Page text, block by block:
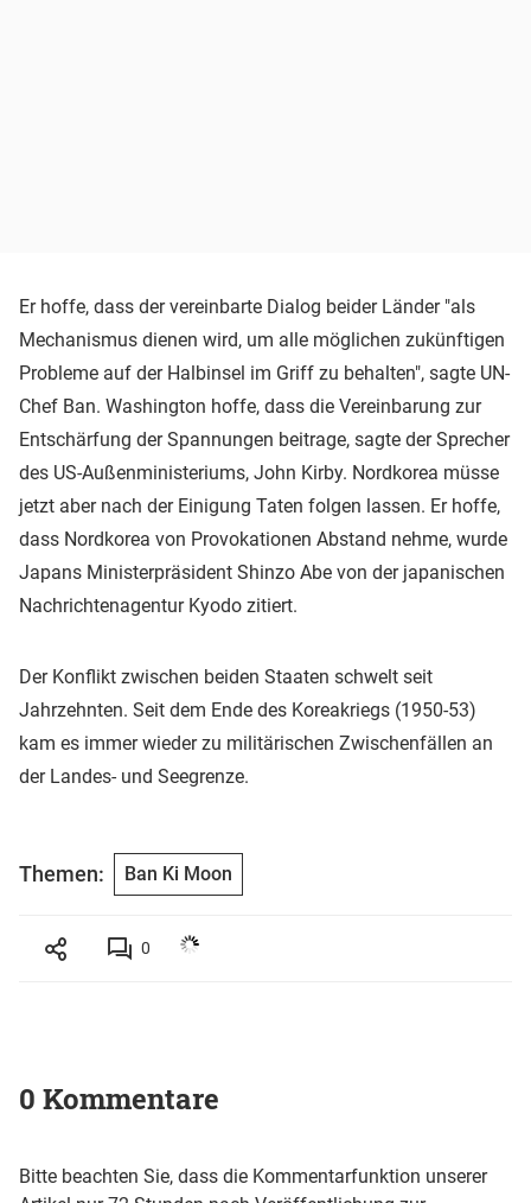
Er hoffe, dass der vereinbarte Dialog beider Länder "als
Mechanismus dienen wird, um alle möglichen zukünftigen
Probleme auf der Halbinsel im Griff zu behalten", sagte UN-
Chef Ban. Washington hoffe, dass die Vereinbarung zur
Entschärfung der Spannungen beitrage, sagte der Sprecher
des US-Außenministeriums, John Kirby. Nordkorea müsse
jetzt aber nach der Einigung Taten folgen lassen. Er hoffe,
dass Nordkorea von Provokationen Abstand nehme, wurde
Japans Ministerpräsident Shinzo Abe von der japanischen
Nachrichtenagentur Kyodo zitiert.
Der Konflikt zwischen beiden Staaten schwelt seit
Jahrzehnten. Seit dem Ende des Koreakriegs (1950-53)
kam es immer wieder zu militärischen Zwischenfällen an
der Landes- und Seegrenze.
Themen: Ban Ki Moon
0
0 Kommentare
Bitte beachten Sie, dass die Kommentarfunktion unserer